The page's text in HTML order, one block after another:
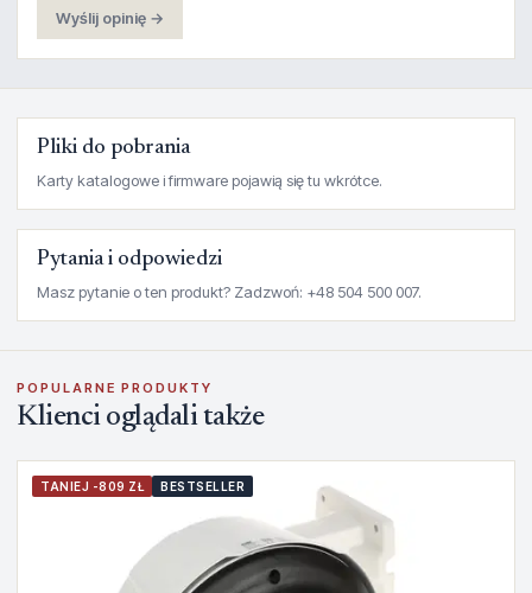
Wyślij opinię →
Pliki do pobrania
Karty katalogowe i firmware pojawią się tu wkrótce.
Pytania i odpowiedzi
Masz pytanie o ten produkt? Zadzwoń: +48 504 500 007.
POPULARNE PRODUKTY
Klienci oglądali także
TANIEJ -809 ZŁ BESTSELLER